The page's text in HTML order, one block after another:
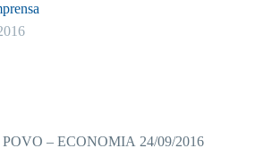
– ECONOMIA 24/09/2016